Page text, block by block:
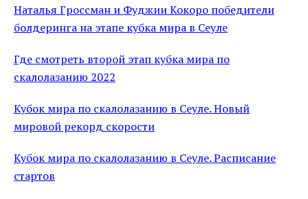
Наталья Гроссман и Фуджии Кокоро победители
болдеринга на этапе кубка мира в Сеуле
Где смотреть второй этап кубка мира по
скалолазанию 2022
Кубок мира по скалолазанию в Сеуле. Новый
мировой рекорд скорости
Кубок мира по скалолазанию в Сеуле. Расписание
стартов